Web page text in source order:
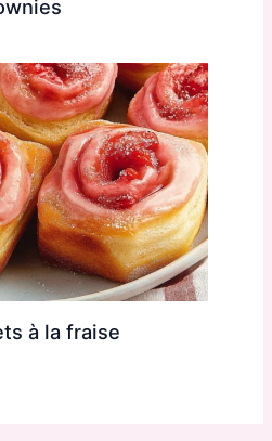
à la fraise